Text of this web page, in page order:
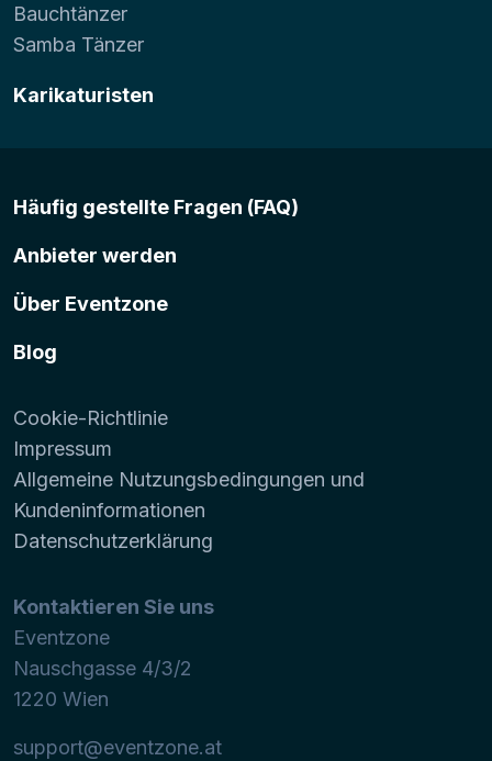
Bauchtänzer
Samba Tänzer
Karikaturisten
Häufig gestellte Fragen (FAQ)
Anbieter werden
Über Eventzone
Blog
Cookie-Richtlinie
Impressum
Allgemeine Nutzungsbedingungen und
Kundeninformationen
Datenschutzerklärung
Kontaktieren Sie uns
Eventzone
Nauschgasse 4/3/2
1220 Wien
support@eventzone.at